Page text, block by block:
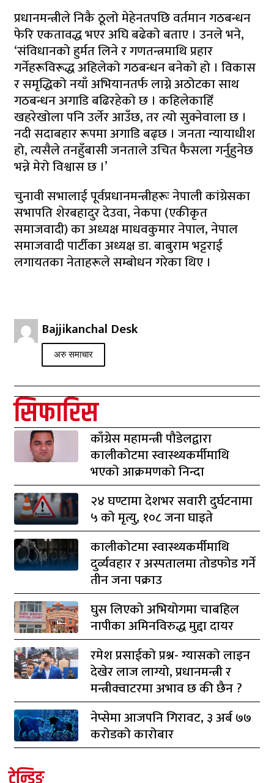
प्रधानमन्त्रीले निकै ठूलो मेहेनतपछि वर्तमान गठबन्धन
फेरि एकतावद्ध भएर अघि बढेको बताए । उनले भने,
‘संविधानको हुर्मत लिने र गणतन्त्रमाथि प्रहार
गर्नेहरूविरूद्ध अहिलेको गठबन्धन बनेको हो । विकास
र समृद्धिको नयाँ अभियानतर्फ लाग्ने अठोटका साथ
गठबन्धन अगाडि बढिरहेको छ । कहिलेकाहिँ
खहरेखोला पनि उर्लेर आउँछ, तर त्यो सुक्नेवाला छ ।
नदी सदाबहार रूपमा अगाडि बढ्छ । जनता न्यायाधीश
हो, त्यसैले तनहुँबासी जनताले उचित फैसला गर्नुहुनेछ
भन्ने मेरो विश्वास छ ।’
चुनावी सभालाई पूर्वप्रधानमन्त्रीहरूः नेपाली कांग्रेसका
सभापति शेरबहादुर देउवा, नेकपा (एकीकृत
समाजवादी) का अध्यक्ष माधवकुमार नेपाल, नेपाल
समाजवादी पार्टीका अध्यक्ष डा. बाबुराम भट्टराई
लगायतका नेताहरूले सम्बोधन गरेका थिए ।
Bajjikanchal Desk
अरु समाचार
सिफारिस
काँग्रेस महामन्त्री पौडेलद्वारा
कालीकोटमा स्वास्थ्यकर्मीमाथि
भएको आक्रमणको निन्दा
२४ घण्टामा देशभर सवारी दुर्घटनामा
५ को मृत्यु, १०८ जना घाइते
कालीकोटमा स्वास्थ्यकर्मीमाथि
दुर्व्यवहार र अस्पतालमा तोडफोड गर्ने
तीन जना पक्राउ
घुस लिएको अभियोगमा चाबहिल
नापीका अमिनविरुद्ध मुद्दा दायर
रमेश प्रसाईको प्रश्न- ग्यासको लाइन
देखेर लाज लाग्यो, प्रधानमन्त्री र
मन्त्रीक्वाटरमा अभाव छ की छैन ?
नेप्सेमा आजपनि गिरावट, ३ अर्ब ७७
करोडको कारोबार